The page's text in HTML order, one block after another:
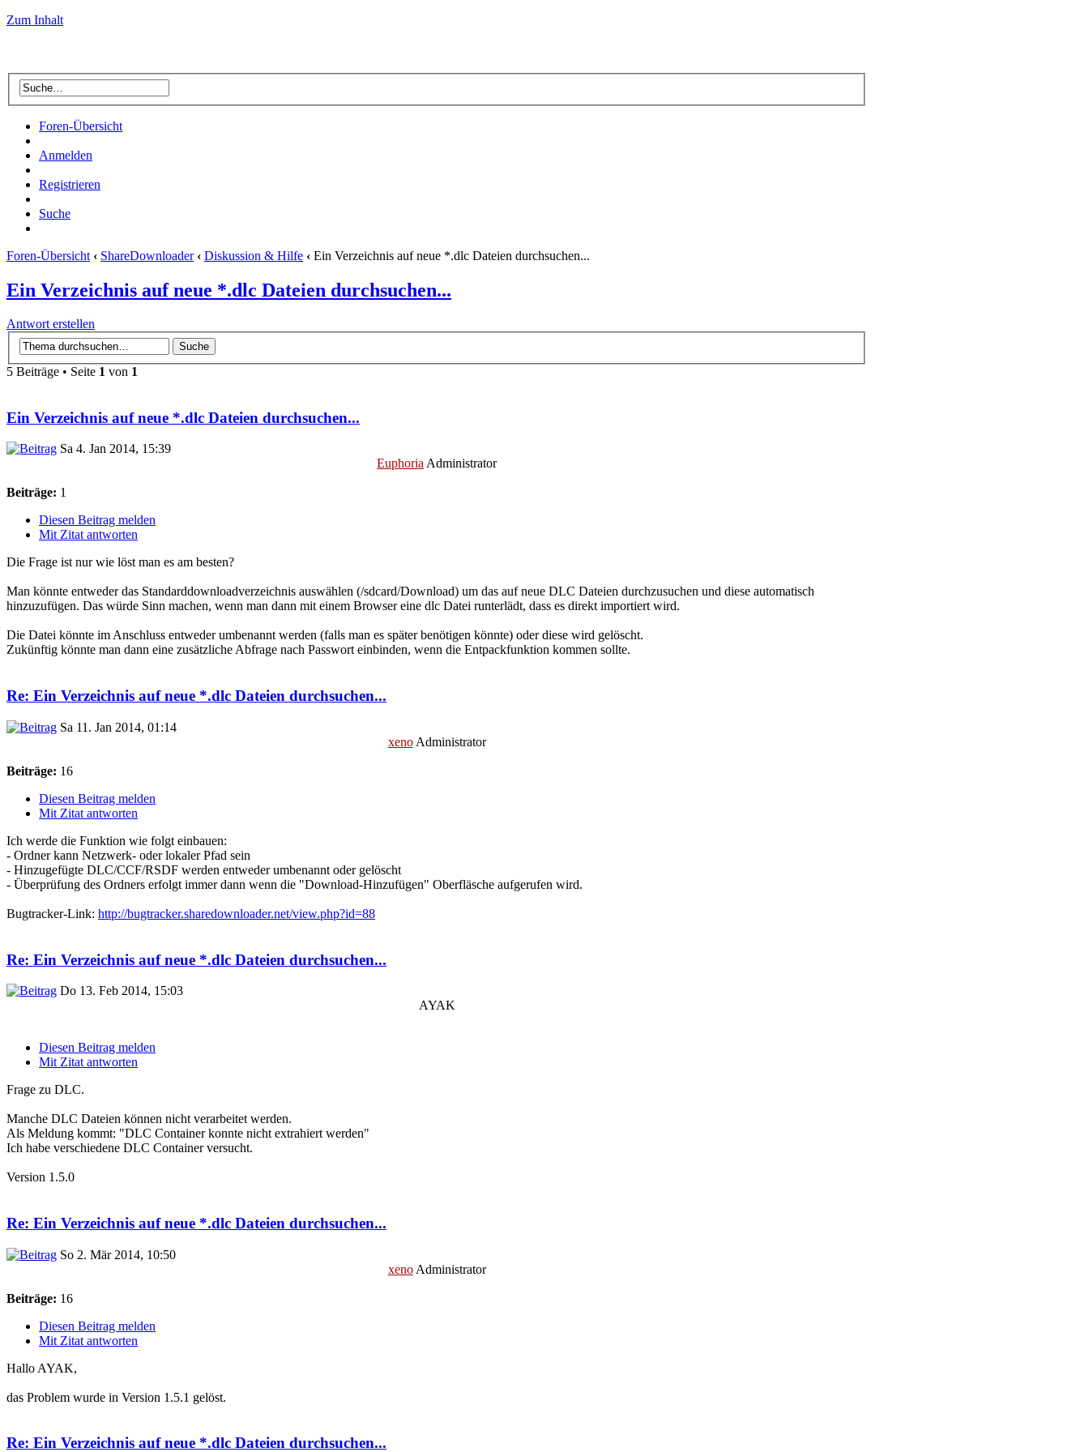
Zum Inhalt
Foren-Übersicht
Anmelden
Registrieren
Suche
Foren-Übersicht ‹ ShareDownloader ‹ Diskussion & Hilfe ‹ Ein Verzeichnis auf neue *.dlc Dateien durchsuchen...
Ein Verzeichnis auf neue *.dlc Dateien durchsuchen...
Antwort erstellen
5 Beiträge • Seite 1 von 1
Ein Verzeichnis auf neue *.dlc Dateien durchsuchen...
Sa 4. Jan 2014, 15:39
EuphoriaAdministrator
Beiträge: 1
Diesen Beitrag melden
Mit Zitat antworten
Die Frage ist nur wie löst man es am besten?
Man könnte entweder das Standarddownloadverzeichnis auswählen (/sdcard/Download) um das auf neue DLC Dateien durchzusuchen und diese automatisch
hinzuzufügen. Das würde Sinn machen, wenn man dann mit einem Browser eine dlc Datei runterlädt, dass es direkt importiert wird.
Die Datei könnte im Anschluss entweder umbenannt werden (falls man es später benötigen könnte) oder diese wird gelöscht.
Zukünftig könnte man dann eine zusätzliche Abfrage nach Passwort einbinden, wenn die Entpackfunktion kommen sollte.
Re: Ein Verzeichnis auf neue *.dlc Dateien durchsuchen...
Sa 11. Jan 2014, 01:14
xeno Administrator
Beiträge: 16
Diesen Beitrag melden
Mit Zitat antworten
Ich werde die Funktion wie folgt einbauen:
- Ordner kann Netzwerk- oder lokaler Pfad sein
- Hinzugefügte DLC/CCF/RSDF werden entweder umbenannt oder gelöscht
- Überprüfung des Ordners erfolgt immer dann wenn die "Download-Hinzufügen" Oberfläsche aufgerufen wird.
Bugtracker-Link: http://bugtracker.sharedownloader.net/view.php?id=88
Re: Ein Verzeichnis auf neue *.dlc Dateien durchsuchen...
Do 13. Feb 2014, 15:03
AYAK
Diesen Beitrag melden
Mit Zitat antworten
Frage zu DLC.
Manche DLC Dateien können nicht verarbeitet werden.
Als Meldung kommt: "DLC Container konnte nicht extrahiert werden"
Ich habe verschiedene DLC Container versucht.
Version 1.5.0
Re: Ein Verzeichnis auf neue *.dlc Dateien durchsuchen...
So 2. Mär 2014, 10:50
xeno Administrator
Beiträge: 16
Diesen Beitrag melden
Mit Zitat antworten
Hallo AYAK,
das Problem wurde in Version 1.5.1 gelöst.
Re: Ein Verzeichnis auf neue *.dlc Dateien durchsuchen...